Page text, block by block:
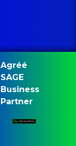
Agréé
SAGE
Business
Partner